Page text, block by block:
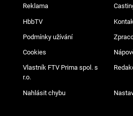
Reklama
HbbTV
Podmínky užívání
Cookies
Vlastník FTV Prima spol. s
r.o.
Nahlásit chybu